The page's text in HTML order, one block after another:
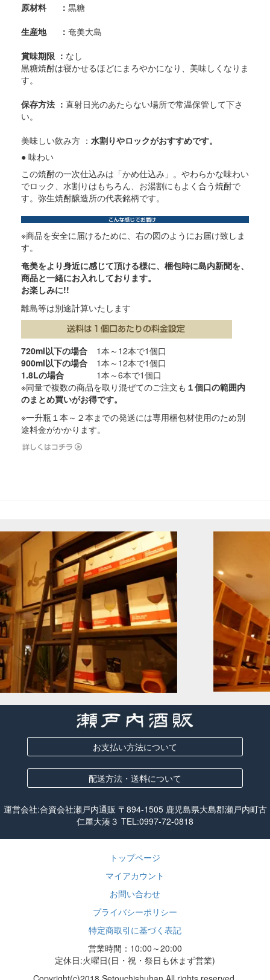
原材料 ： 黒糖
生産地 ： 奄美大島
賞味期限 ： なし
黒糖焼酎は寝かせるほどにまろやかになり、美味しくなりま
す。
保存方法 ： 直射日光のあたらない場所で常温保管して下さ
い。
美味しい飲み方 ： 水割りやロックがおすすめです。
● 味わい
この焼酎の一次仕込みは「かめ仕込み」。やわらかな味わい
でロック、水割りはもちろん、お湯割にもよく合う焼酎で
す。弥生焼酎醸造所の代表銘柄です。
※商品を安全に届けるために、右の図のようにお届け致しま
す。
奄美をより身近に感じて頂ける様に、梱包時に島内新聞を、
商品と一緒にお入れしております。
お楽しみに!!
離島等は別途計算いたします
720ml以下の場合 1本～12本で1個口
900ml以下の場合 1本～12本で1個口
1.8Lの場合
1本～6本で1個口
※同量で複数の商品を取り混ぜてのご注文も １個口の範囲内
のまとめ買いがお得です。
※一升瓶１本～２本までの発送には専用梱包材使用のため別
途料金がかかります。
お支払い方法について
配送方法・送料について
運営会社:合資会社瀬戸内通販 〒894-1505 鹿児島県大島郡瀬戸内町古
仁屋大湊３ TEL:0997-72-0818
トップページ
マイアカウント
お問い合わせ
プライバシーポリシー
特定商取引に基づく表記
営業時間：10:00～20:00
定休日:火曜日(日・祝・祭日も休まず営業)